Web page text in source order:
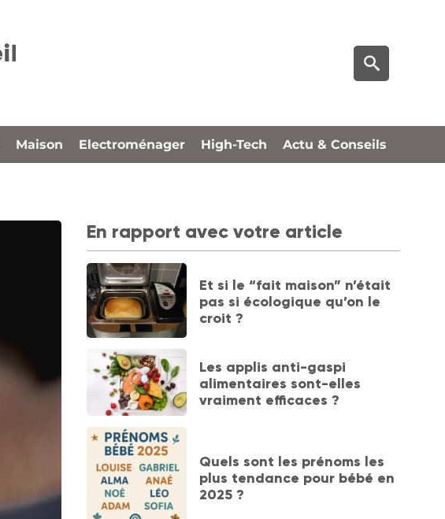
Maison Electroménager High-Tech Actu & Conseils
En rapport avec votre article
Et si le “fait maison” n’était
pas si écologique qu’on le
croit ?
Les applis anti-gaspi
alimentaires sont-elles
vraiment efficaces ?
Quels sont les prénoms les
plus tendance pour bébé en
2025 ?